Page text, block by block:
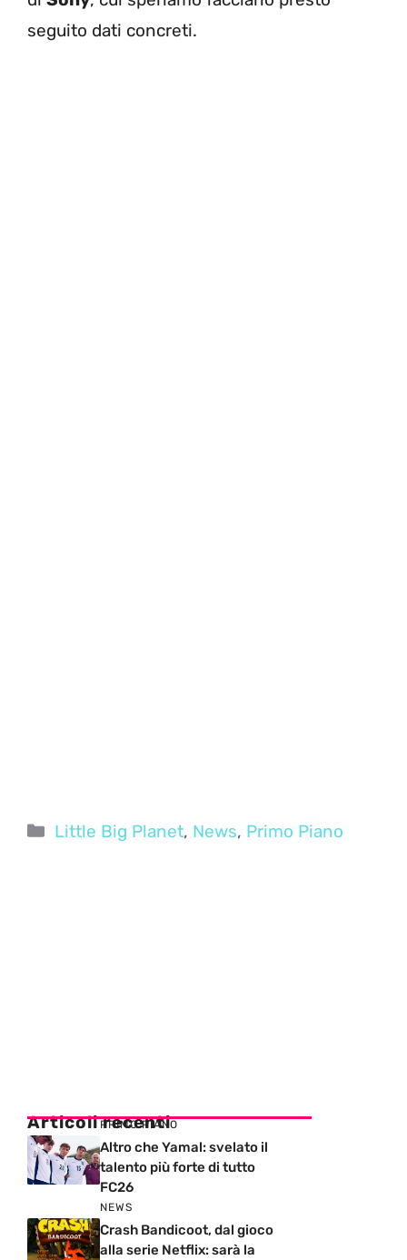
seguito dati concreti.
Categorie
Little Big Planet, News, Primo Piano
Articoli recenti
PRIMO PIANO
Altro che Yamal: svelato il
talento più forte di tutto
FC26
NEWS
Crash Bandicoot, dal gioco
alla serie Netflix: sarà la